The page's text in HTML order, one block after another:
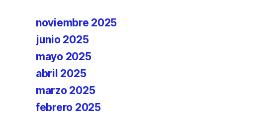
noviembre 2025
junio 2025
mayo 2025
abril 2025
marzo 2025
febrero 2025